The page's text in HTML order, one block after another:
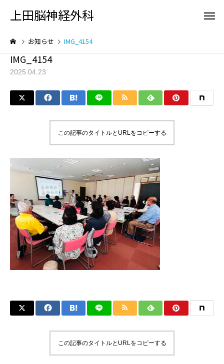
上田脳神経外科
頭が痛い
お知らせ IMG_4154
IMG_4154
2025.04.23
この記事のタイトルとURLをコピーする
この記事のタイトルとURLをコピーする